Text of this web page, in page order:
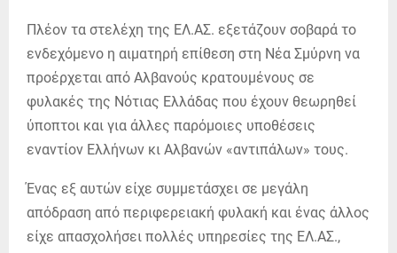
Πλέον τα στελέχη της ΕΛ.ΑΣ. εξετάζουν σοβαρά το
ενδεχόμενο η αιματηρή επίθεση στη Νέα Σμύρνη να
προέρχεται από Αλβανούς κρατουμένους σε
φυλακές της Νότιας Ελλάδας που έχουν θεωρηθεί
ύποπτοι και για άλλες παρόμοιες υποθέσεις
εναντίον Ελλήνων κι Αλβανών «αντιπάλων» τους.
Ένας εξ αυτών είχε συμμετάσχει σε μεγάλη
απόδραση από περιφερειακή φυλακή και ένας άλλος
είχε απασχολήσει πολλές υπηρεσίες της ΕΛ.ΑΣ.,